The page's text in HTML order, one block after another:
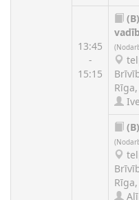
13:45
-
15:15
(B)
(B)